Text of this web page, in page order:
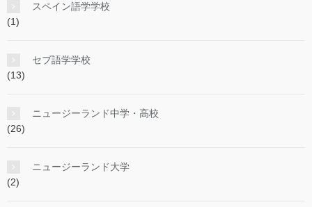
スペイン語学学校
(1)
セブ語学学校
(13)
ニュージーランド中学・高校
(26)
ニュージーランド大学
(2)